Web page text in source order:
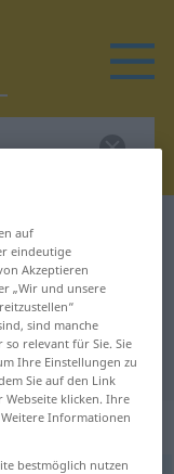
Kröpfung
auf
eindeutige
Akzeptieren
„Wir und unsere
sind manche
relevant für Sie. Sie
Ihre Einstellungen zu
Sie auf den Link
Webseite klicken. Ihre
Informationen
bestmöglich nutzen